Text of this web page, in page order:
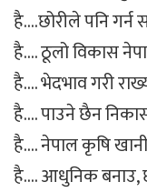
है….छोरीले पनि गर्न
है…. ठूलो विकास
है…. भेदभाव गरी
है…. पाउने छैन
है…. नेपाल कृषि
है…. आधुनिक बनाउ,